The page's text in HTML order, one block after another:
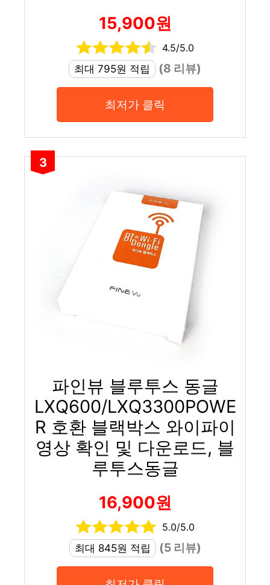
15,900원
4.5/5.0
최대 795원 적립
(8 리뷰)
최저가 클릭
3
파인뷰 블루투스 동글
LXQ600/LXQ3300POWE
R 호환 블랙박스 와이파이
영상 확인 및 다운로드, 블
루투스동글
16,900원
5.0/5.0
최대 845원 적립
(5 리뷰)